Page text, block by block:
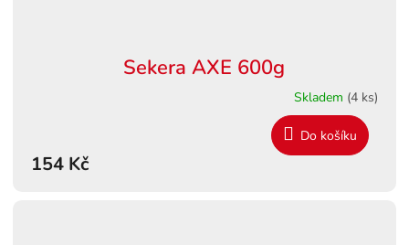
Sekera AXE 600g
Skladem (4 ks)
154 Kč
Do košíku